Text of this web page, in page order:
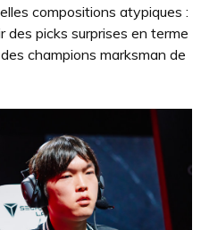
compositions atypiques :
des picks surprises en terme
champions marksman de